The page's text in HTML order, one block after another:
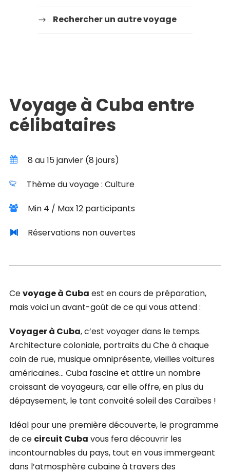
Rechercher un autre voyage
Voyage à Cuba entre
célibataires
8 au 15 janvier (8 jours)
Thème du voyage : Culture
Min 4 / Max 12 participants
Réservations non ouvertes
Cevoyage à Cuba est en cours de préparation,
mais voici un avant-goût de ce qui vous attend :
Voyager à Cuba, c’est voyager dans le temps.
Architecture coloniale, portraits du Che à chaque
coin de rue, musique omniprésente, vieilles voitures
américaines… Cuba fascine et attire un nombre
croissant de voyageurs, car elle offre, en plus du
dépaysement, le tant convoité soleil des Caraïbes !
Idéal pour une première découverte, le programme
de ce circuit Cuba vous fera découvrir les
incontournables du pays, tout en vous immergeant
dans l’atmosphère cubaine à travers des